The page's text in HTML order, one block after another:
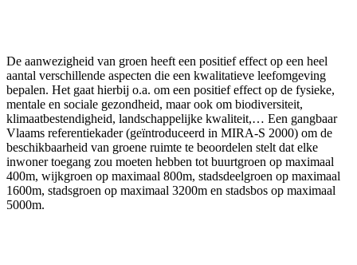
De aanwezigheid van groen heeft een positief effect op een heel
aantal verschillende aspecten die een kwalitatieve leefomgeving
bepalen. Het gaat hierbij o.a. om een positief effect op de fysieke,
mentale en sociale gezondheid, maar ook om biodiversiteit,
klimaatbestendigheid, landschappelijke kwaliteit,… Een gangbaar
Vlaams referentiekader (geïntroduceerd in MIRA-S 2000) om de
beschikbaarheid van groene ruimte te beoordelen stelt dat elke
inwoner toegang zou moeten hebben tot buurtgroen op maximaal
400m, wijkgroen op maximaal 800m, stadsdeelgroen op maximaal
1600m, stadsgroen op maximaal 3200m en stadsbos op maximaal
5000m.